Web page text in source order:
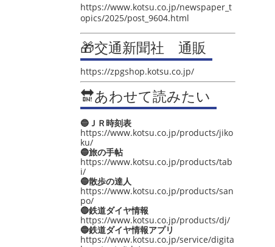
https://www.kotsu.co.jp/newspaper_t
opics/2025/post_9604.html
🎁交通新聞社 通販
https://zpgshop.kotsu.co.jp/
🔛あわせて読みたい
🔵ＪＲ時刻表
https://www.kotsu.co.jp/products/jiko
ku/
🔵旅の手帖
https://www.kotsu.co.jp/products/tab
i/
🔵散歩の達人
https://www.kotsu.co.jp/products/san
po/
🔵鉄道ダイヤ情報
https://www.kotsu.co.jp/products/dj/
🔵鉄道ダイヤ情報アプリ
https://www.kotsu.co.jp/service/digita